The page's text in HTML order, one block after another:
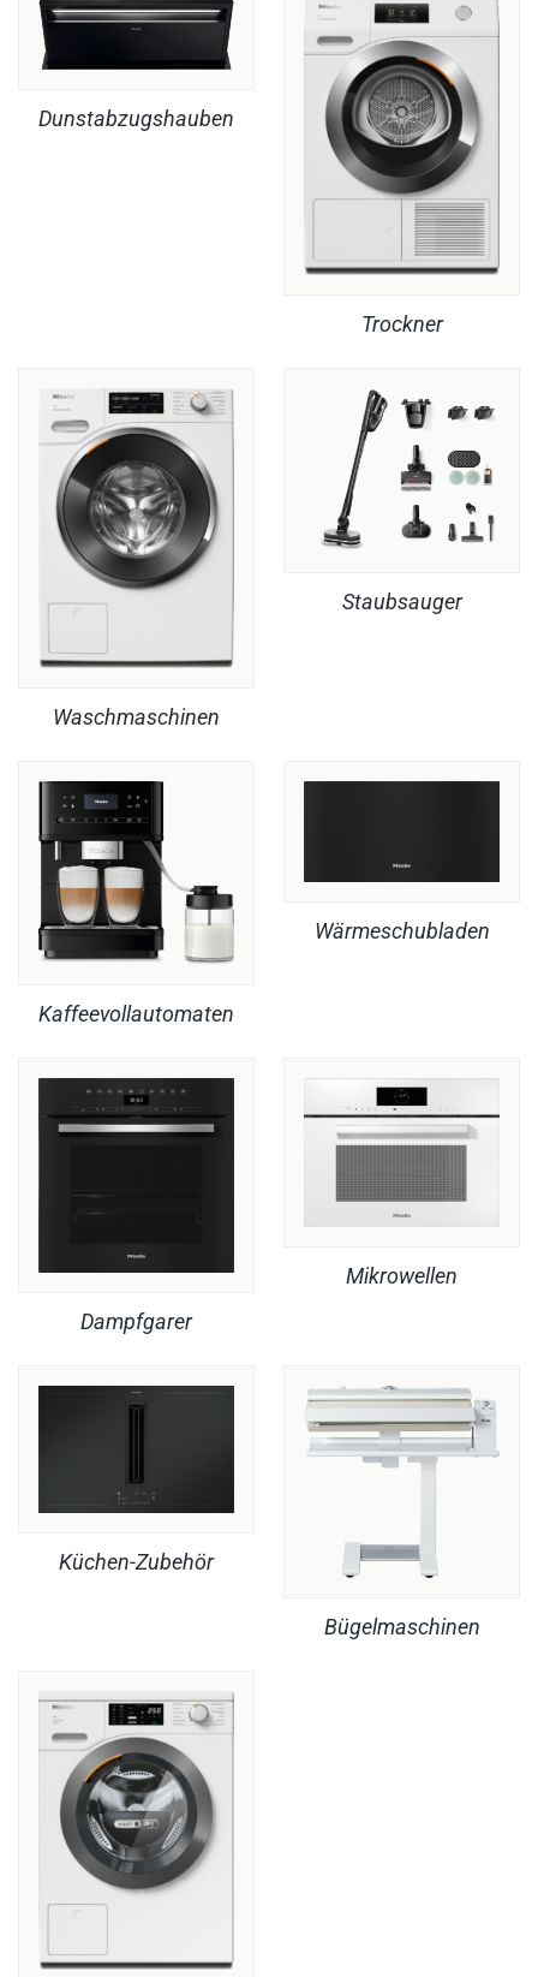
Dunstabzugshauben
Trockner
Waschmaschinen
Staubsauger
Kaffeevollautomaten
Wärmeschubladen
Dampfgarer
Mikrowellen
Küchen-Zubehör
Bügelmaschinen